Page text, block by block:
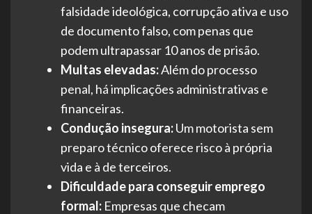
falsidade ideológica, corrupção ativa e uso
de documento falso, com penas que
podem ultrapassar 10 anos de prisão.
Multas elevadas:Além do processo
penal, há implicações administrativas e
financeiras.
Condução insegura:Um motorista sem
preparo técnico oferece risco à própria
vida e à de terceiros.
Dificuldade para conseguir emprego
formal: Empresas que checam